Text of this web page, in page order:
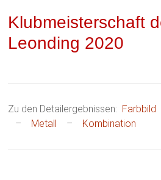
Klubmeisterschaft
Leonding 2020
Zu den Detailergebnissen: Farbbild
– Metall – Kombination